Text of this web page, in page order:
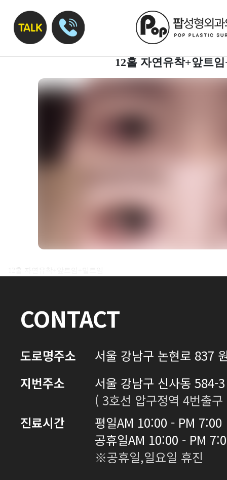
12홀 자연유착+앞트
전후사진 전체 내용은
12홀 자연유착+앞트임+밑트임
CONTACT
도로명주소
서울 강남구 논현로 837
지번주소
서울 강남구 신사동 584-
( 3호선 압구정역 4번출
진료시간
평일AM 10:00 - PM 7:00
공휴일AM 10:00 - PM
※공휴일,일요일 휴진